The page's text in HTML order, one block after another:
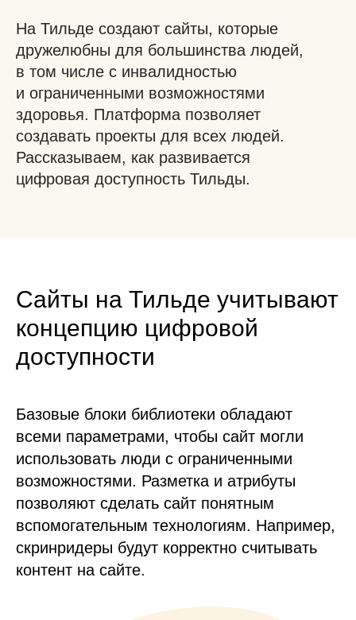
На Тильде создают сайты, которые
дружелюбны для большинства людей,
в том числе с инвалидностью
и ограниченными возможностями
здоровья. Платформа позволяет
создавать проекты для всех людей.
Рассказываем, как развивается
цифровая доступность Тильды.
Сайты на Тильде учитывают
концепцию цифровой
доступности
Базовые блоки библиотеки обладают
всеми параметрами, чтобы сайт могли
использовать люди с ограниченными
возможностями. Разметка и атрибуты
позволяют сделать сайт понятным
вспомогательным технологиям. Например,
скринридеры будут корректно считывать
контент на сайте.